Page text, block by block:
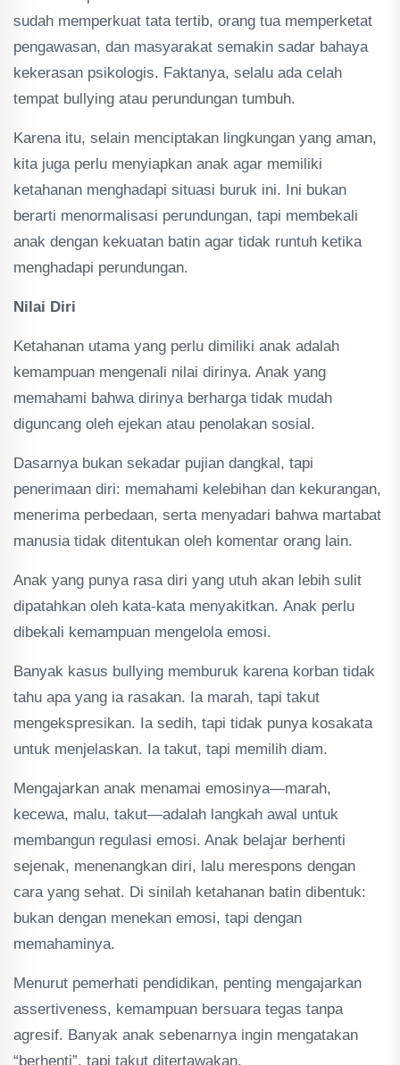
sudah memperkuat tata tertib, orang tua memperketat
pengawasan, dan masyarakat semakin sadar bahaya
kekerasan psikologis. Faktanya, selalu ada celah
tempat bullying atau perundungan tumbuh.
Karena itu, selain menciptakan lingkungan yang aman,
kita juga perlu menyiapkan anak agar memiliki
ketahanan menghadapi situasi buruk ini. Ini bukan
berarti menormalisasi perundungan, tapi membekali
anak dengan kekuatan batin agar tidak runtuh ketika
menghadapi perundungan.
Nilai Diri
Ketahanan utama yang perlu dimiliki anak adalah
kemampuan mengenali nilai dirinya. Anak yang
memahami bahwa dirinya berharga tidak mudah
diguncang oleh ejekan atau penolakan sosial.
Dasarnya bukan sekadar pujian dangkal, tapi
penerimaan diri: memahami kelebihan dan kekurangan,
menerima perbedaan, serta menyadari bahwa martabat
manusia tidak ditentukan oleh komentar orang lain.
Anak yang punya rasa diri yang utuh akan lebih sulit
dipatahkan oleh kata-kata menyakitkan. Anak perlu
dibekali kemampuan mengelola emosi.
Banyak kasus bullying memburuk karena korban tidak
tahu apa yang ia rasakan. Ia marah, tapi takut
mengekspresikan. Ia sedih, tapi tidak punya kosakata
untuk menjelaskan. Ia takut, tapi memilih diam.
Mengajarkan anak menamai emosinya—marah,
kecewa, malu, takut—adalah langkah awal untuk
membangun regulasi emosi. Anak belajar berhenti
sejenak, menenangkan diri, lalu merespons dengan
cara yang sehat. Di sinilah ketahanan batin dibentuk:
bukan dengan menekan emosi, tapi dengan
memahaminya.
Menurut pemerhati pendidikan, penting mengajarkan
assertiveness, kemampuan bersuara tegas tanpa
agresif. Banyak anak sebenarnya ingin mengatakan
“berhenti”, tapi takut ditertawakan.